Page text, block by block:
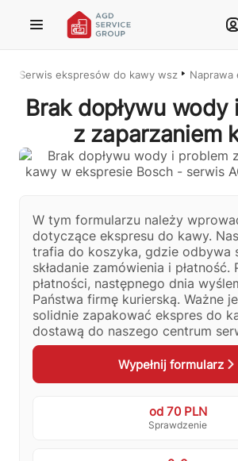
Przejdź do treści głównej
Serwis ekspresów do kawy wszystkich
Brak dopływu wody
z zaparzaniem
W tym formularzu należy
dotyczące ekspresu do kawy.
trafia do koszyka, gdzie odbywa
składanie zamówienia i płatność.
płatności, następnego dnia
Państwa firmę kurierską. Ważne
solidnie zapakować ekspres do
dostawą do naszego centrum
Wypełnij formularz
od 70 PLN
Sprawdzenie
☕
Cześć! Jestem Justyna
Pomogę Ci z ekspresem do kawy —
zamienne lub złożenie
🔎Status naprawy 🔧Jak
💰Ile kosztuje naprawa? ☕